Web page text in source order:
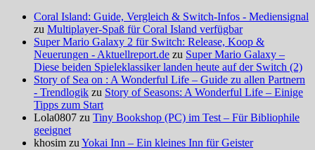
Coral Island: Guide, Vergleich & Switch-Infos - Mediensignal
zu Multiplayer-Spaß für Coral Island verfügbar
Super Mario Galaxy 2 für Switch: Release, Koop &
Neuerungen - Aktuellreport.de zu Super Mario Galaxy –
Diese beiden Spieleklassiker landen heute auf der Switch (2)
Story of Sea on : A Wonderful Life – Guide zu allen Partnern
- Trendlogik zu Story of Seasons: A Wonderful Life – Einige
Tipps zum Start
Lola0807 zu Tiny Bookshop (PC) im Test – Für Bibliophile
geeignet
khosim zu Yokai Inn – Ein kleines Inn für Geister